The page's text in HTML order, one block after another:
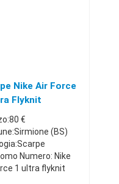
Nike Air Force
Flyknit
44 -
€
(BS)
Numero: Nike
1 ultra flyknit